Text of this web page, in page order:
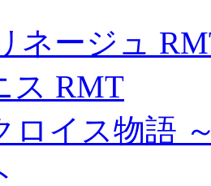
ネージュ
ス RMT
ロイス物語